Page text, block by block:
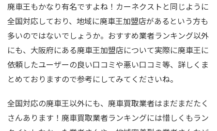
廃車王もかなり有名ですよね！カーネクストと同じように
全国対応しており、地域に廃車王加盟店があるという方も
多いのではないでしょうか。おすすめ業者ランキング以外
にも、大阪府にある廃車王加盟店について実際に廃車王に
依頼したユーザーの良い口コミや悪い口コミ等、詳しくま
とめておりますので参考にしてみてくださいね。
全国対応の廃車王以外にも、廃車買取業者はまだまだたく
さんあります！廃車買取業者ランキングには惜しくもラン